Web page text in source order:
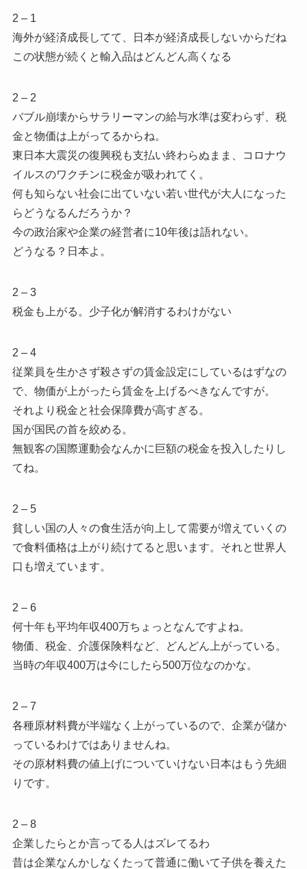
2 – 1
海外が経済成長してて、日本が経済成長しないからだね
この状態が続くと輸入品はどんどん高くなる
2 – 2
バブル崩壊からサラリーマンの給与水準は変わらず、税
金と物価は上がってるからね。
東日本大震災の復興税も支払い終わらぬまま、コロナウ
イルスのワクチンに税金が吸われてく。
何も知らない社会に出ていない若い世代が大人になった
らどうなるんだろうか？
今の政治家や企業の経営者に10年後は語れない。
どうなる？日本よ。
2 – 3
税金も上がる。少子化が解消するわけがない
2 – 4
従業員を生かさず殺さずの賃金設定にしているはずなの
で、物価が上がったら賃金を上げるべきなんですが。
それより税金と社会保障費が高すぎる。
国が国民の首を絞める。
無観客の国際運動会なんかに巨額の税金を投入したりし
てね。
2 – 5
貧しい国の人々の食生活が向上して需要が増えていくの
で食料価格は上がり続けてると思います。それと世界人
口も増えています。
2 – 6
何十年も平均年収400万ちょっとなんですよね。
物価、税金、介護保険料など、どんどん上がっている。
当時の年収400万は今にしたら500万位なのかな。
2 – 7
各種原材料費が半端なく上がっているので、企業が儲か
っているわけではありませんね。
その原材料費の値上げについていけない日本はもう先細
りです。
2 – 8
企業したらとか言ってる人はズレてるわ
昔は企業なんかしなくたって普通に働いて子供を養えた